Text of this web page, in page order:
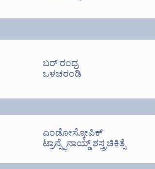
ಬರ್ ರಂಧ್ರ
ಒಳಚರಂಡಿ
ಎಂಡೋಸ್ಕೋಪಿಕ್
ಟ್ರಾನ್ಸ್ಫೆನಾಯ್ಡ್ ಶಸ್ತ್ರಚಿಕಿತ್ಸೆ